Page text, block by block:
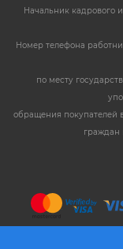
Начальник кадрового
Номер телефона
по месту
обращения покупателей
граждан